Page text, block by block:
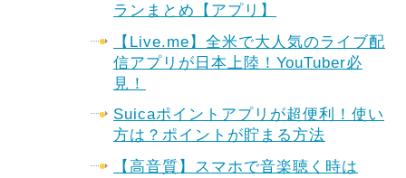
ランまとめ【アプリ】
【Live.me】全米で大人気のライブ配
信アプリが日本上陸！YouTuber必
見！
Suicaポイントアプリが超便利！使い
方は？ポイントが貯まる方法
【高音質】スマホで音楽聴く時は